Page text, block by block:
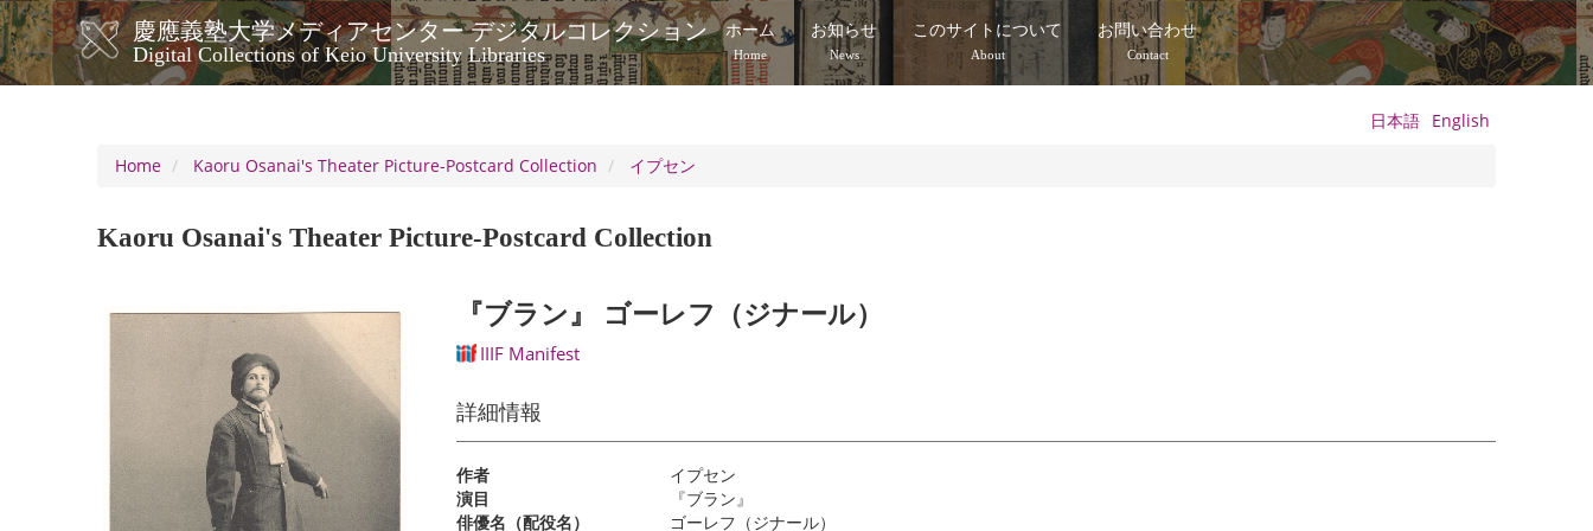
Skip
to
main
content
慶應義塾大学メディアセンター デジタルコレクション
Digital Collections of Keio University Libraries
メ
イ
ビ
シ
ン
ホーム
Home
お知らせ
News
このサイトについて
About
お問い合わせ
Contact
日本語 English
Home
Kaoru Osanai's Theater Picture-Postcard Collection イプセン
Kaoru Osanai's Theater Picture-Postcard Collection
『ブラン』 ゴーレフ（ジナール）
IIIF Manifest
詳細情報
作者
イプセン
演目
『ブラン』
俳優名（配役名）
ゴーレフ（ジナール）